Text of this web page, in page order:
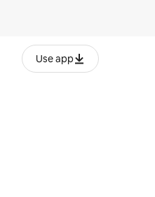
Use app